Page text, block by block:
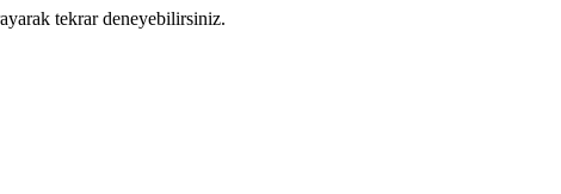
tekrar deneyebilirsiniz.